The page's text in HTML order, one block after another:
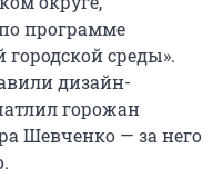
программе
среды».
дизайн-
горожан
Шевченко — за него